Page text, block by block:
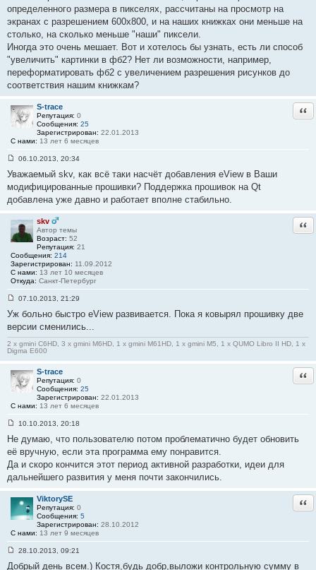
и
е
#
1
9
определенного размера в пикселях, рассчитаны на просмотр на
экранах с разрешением 600х800, и на наших книжках они меньше на
столько, на сколько меньше "наши" пиксели.
Иногда это очень мешает. Вот и хотелось бы узнать, есть ли способ
"увеличить" картинки в фб2? Нет ли возможности, например,
переформатировать фб2 с увеличением разрешения рисунков до
соответствия нашим книжкам?
S-trace
Репутация: 0
Сообщения: 25
Зарегистрирован: 22.01.2013
С нами: 13 лет 6 месяцев
о
б
щ
н
и
е
#
3
0
06.10.2013, 20:34
Уважаемый skv, как всё таки насчёт добавления eView в Ваши
модифицированные прошивки? Поддержка прошивок на Qt
добавлена уже давно и работает вполне стабильно.
skv
Автор темы
Возраст: 52
Репутация: 21
Сообщения: 214
Зарегистрирован: 11.09.2012
С нами: 13 лет 10 месяцев
Откуда: Санкт-Петербург
о
б
щ
е
н
е
#
1
1
07.10.2013, 21:29
Уж больно быстро eView развивается. Пока я ковырял прошивку две
версии сменились...
2 x gmini C6HD, 3 x gmini M6HD, 1 x gmini M61HD, 1 x gmini M5, 1 x QUMO Libro II HD, 1 x
Digma E600
S-trace
Репутация: 0
Сообщения: 25
Зарегистрирован: 22.01.2013
С нами: 13 лет 6 месяцев
о
о
б
щ
н
и
е
#
1
2
10.10.2013, 20:18
Не думаю, что пользователю потом проблематично будет обновить
её вручную, если эта программа ему понравится.
Да и скоро кончится этот период активной разработки, идеи для
дальнейшего развития у меня почти закончились.
ViktorySE
Репутация: 0
Сообщения: 5
Зарегистрирован: 28.10.2012
С нами: 13 лет 9 месяцев
о
28.10.2013, 09:21
Добрый день всем.) Костя,будь добр,выложи контрольную сумму в